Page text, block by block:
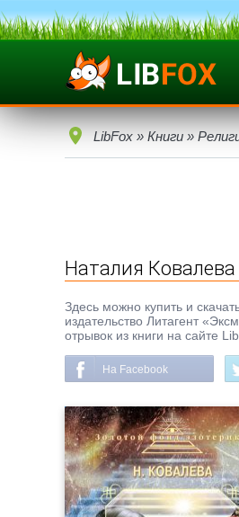
LibFox » Книги »
Наталия
Здесь можно купить и
издательство Литагент
отрывок из книги на сайте
На Facebook